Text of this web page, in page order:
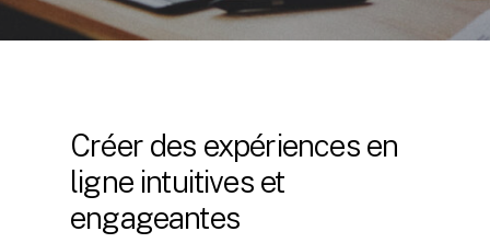
Créer des expériences en
ligne intuitives et
engageantes